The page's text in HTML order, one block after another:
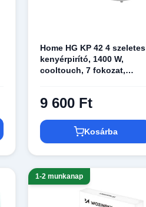
Home HG KP 42 4 szeletes
kenyérpirító, 1400 W,
cooltouch, 7 fokozat,
9 600 Ft
Kosárba
1-2 munkanap